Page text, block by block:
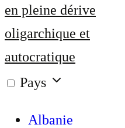
en pleine dérive
oligarchique et
autocratique
Pays
Albanie